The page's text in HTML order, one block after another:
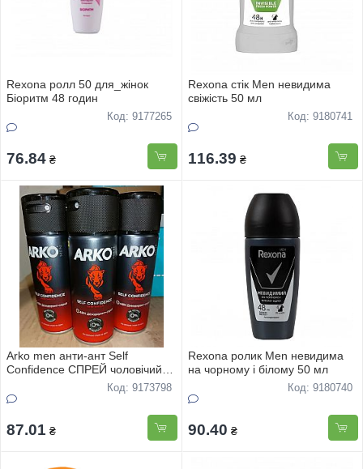
Rexona ролл 50 для_жінок
Біоритм 48 годин
Код: 9177265
76.84 ₴
Rexona стік Men невидима
свіжість 50 мл
Код: 9180741
116.39 ₴
Arko men анти-ант Self
Confidence СПРЕЙ чоловічий
Код: 9173798
87.01 ₴
Rexona ролик Men невидима
на чорному і білому 50 мл
Код: 9180740
90.40 ₴